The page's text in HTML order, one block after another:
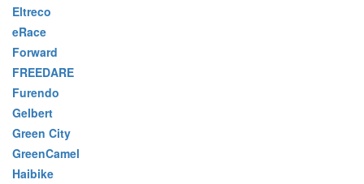
Eltreco
eRace
Forward
FREEDARE
Furendo
Gelbert
Green City
GreenCamel
Haibike